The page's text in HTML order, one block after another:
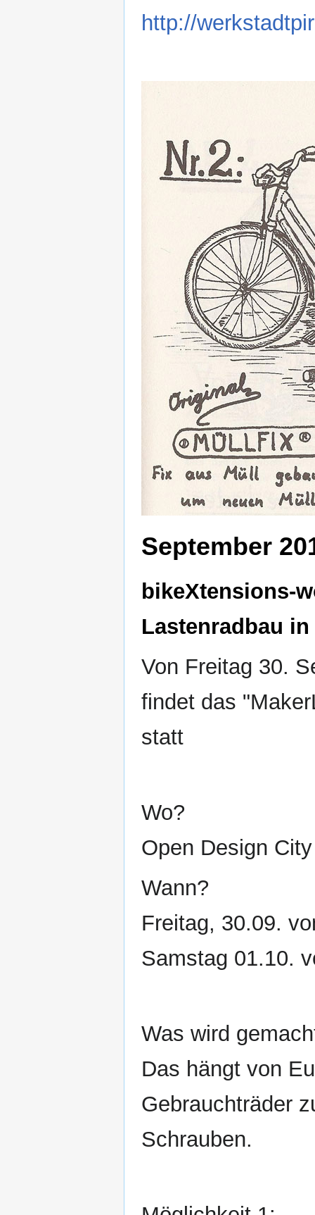
http://
September
bikeXtensions-
Lastenradbau in
Von Freitag 30.
findet das
statt
Wo?
Open Design City
Wann?
Freitag, 30.09.
Samstag 01.10.
Was wird
Das hängt von
Gebrauchträder
Schrauben.